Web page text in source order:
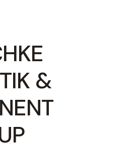
&